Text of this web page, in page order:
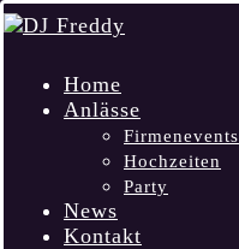
Home
Anlässe
Firmenevents
Hochzeiten
Party
News
Kontakt